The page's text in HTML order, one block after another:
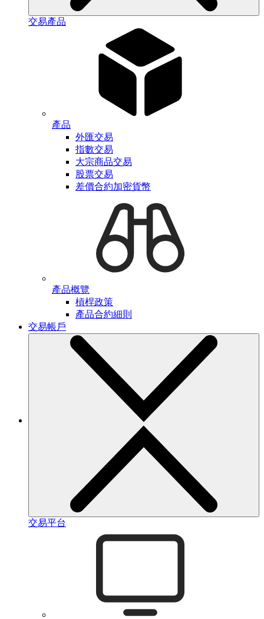
交易產品
產品
外匯交易
指數交易
大宗商品交易
股票交易
差價合約加密貨幣
產品概覽
槓桿政策
產品合約細則
交易帳戶
交易平台